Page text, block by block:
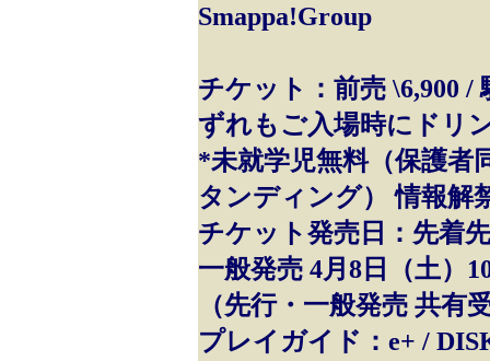
Smappa!Group
チケット：前売 \6,900 /
ずれもご入場時にドリ
*未就学児無料（保護者
タンディング） 情報解
チケット発売日：先着
一般発売 4月8日（土）
（先行・一般発売 共有
プレイガイド：e+ /